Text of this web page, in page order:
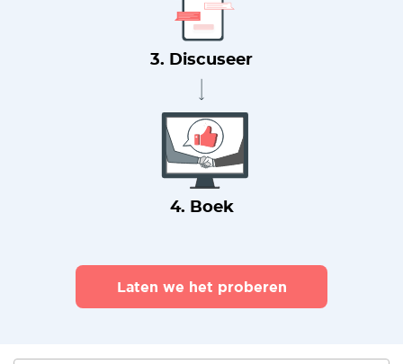
3. Discuseer
4. Boek
Laten we het proberen